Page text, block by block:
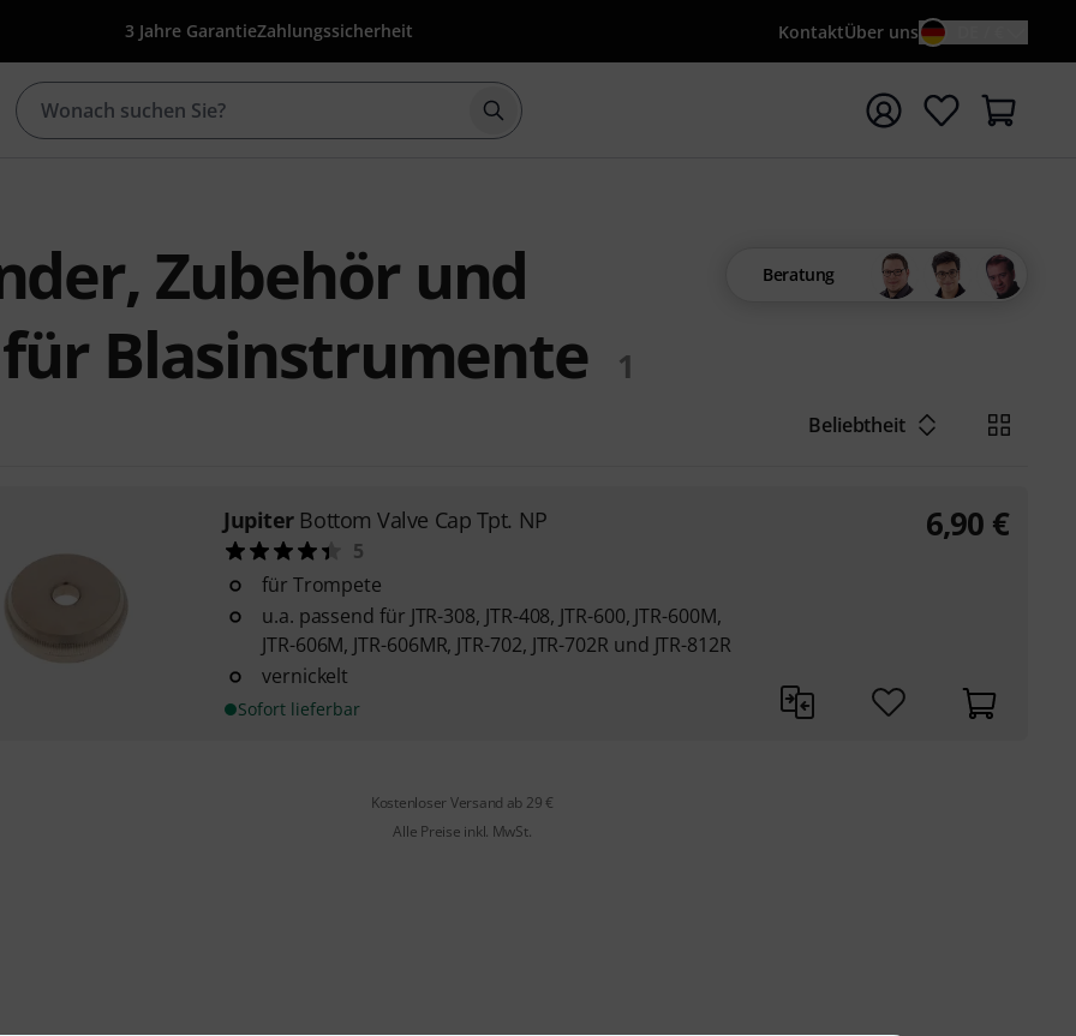
3 Jahre GarantieZahlungssicherheit KontaktÜber uns
Suche mit Suchwort {searchTerm} starten
Zubehör und
Blasinstrumente
1
Beratung
Beliebtheit
Jupiter Bottom Valve Cap Tpt. NP
5
für Trompete
u.a. passend für JTR-308, JTR-408, JTR-600, JTR-600M,
JTR-606M, JTR-606MR, JTR-702, JTR-702R und JTR-812R
vernickelt
Sofort lieferbar
6,90 €
Kostenloser Versand ab 29 €
Alle Preise inkl. MwSt.